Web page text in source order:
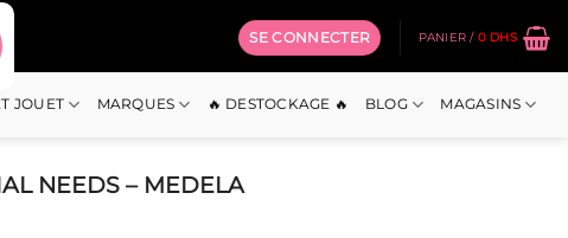
SE CONNECTER PANIER / 0 DHS
JOUET MARQUES 🔥 DESTOCKAGE 🔥 BLOG MAGASINS
NEEDS – MEDELA